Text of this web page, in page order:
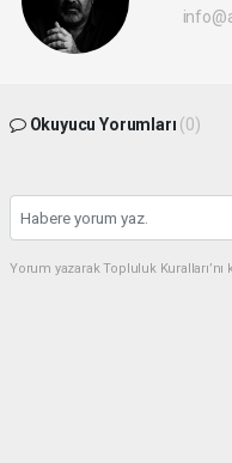
Okuyucu Yorumları (0)
Yorum yazarak Topluluk